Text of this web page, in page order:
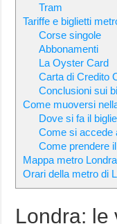
Tram
Tariffe e biglietti
Corse singole
Abbonamenti
La Oyster Card
Carta di Credito
Conclusioni sui
Come muoversi
Dove si fa il
Come si accede
Come prendere
Mappa metro Londra
Orari della metro di
Londra: le